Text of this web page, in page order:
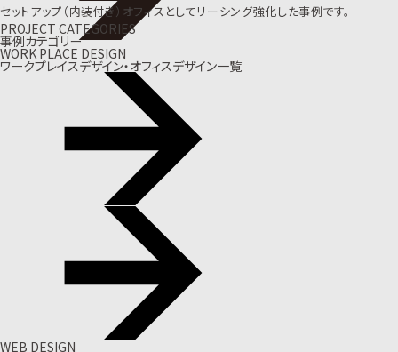
セットアップ（内装付き）オフィスとしてリーシング強化した事例です。
PROJECT CATEGORIES
事例カテゴリー
WORK PLACE DESIGN
ワークプレイスデザイン・オフィスデザイン一覧
WEB DESIGN